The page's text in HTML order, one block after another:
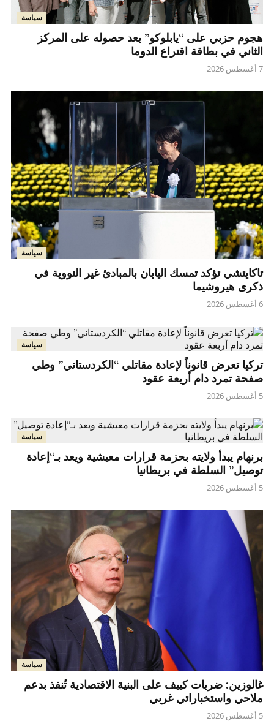
سياسة
هجوم حزبي على “يابلوكو” بعد حصوله على المركز
الثاني في بطاقة اقتراع الدوما
7 أغسطس 2026
سياسة
تاكايتشي تؤكد تمسك اليابان بالمبادئ غير النووية في
ذكرى هيروشيما
6 أغسطس 2026
سياسة
تركيا تعرض قانوناً لإعادة مقاتلي “الكردستاني” وطي
صفحة تمرد دام أربعة عقود
5 أغسطس 2026
سياسة
برنهام يبدأ ولايته بحزمة قرارات معيشية ويعد بـ“إعادة
توصيل” السلطة في بريطانيا
5 أغسطس 2026
سياسة
غالوزين: ضربات كييف على البنية الاقتصادية تُنفذ بدعم
ملاحي واستخباراتي غربي
5 أغسطس 2026